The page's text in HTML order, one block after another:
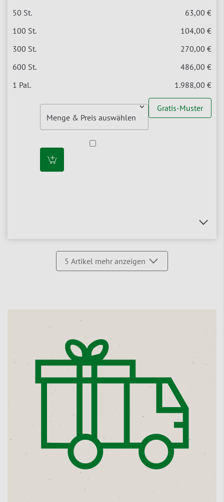
63,00 €
104,00 €
270,00 €
486,00 €
1.988,00 €
Gratis-Muster
5 Artikel mehr anzeigen